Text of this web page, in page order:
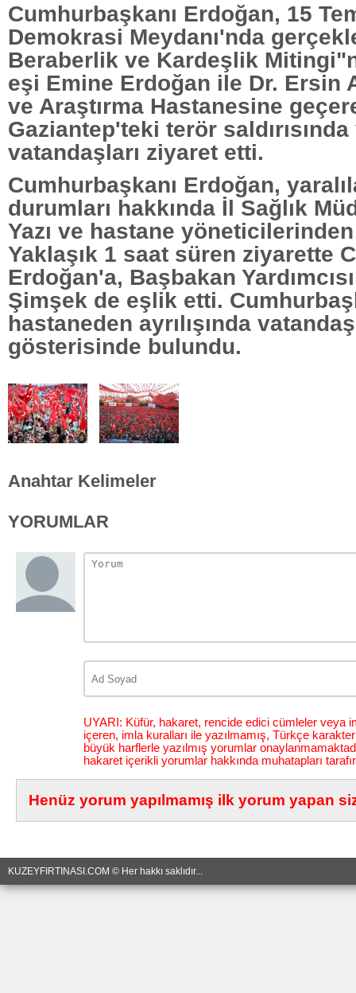
Cumhurbaşkanı Erdoğan, 15
Demokrasi Meydanı'nda
Beraberlik ve Kardeşlik
eşi Emine Erdoğan ile Dr. Ersin
ve Araştırma Hastanesine
Gaziantep'teki terör
vatandaşları ziyaret etti.
Cumhurbaşkanı Erdoğan,
durumları hakkında İl Sağlık
Yazı ve hastane
Yaklaşık 1 saat süren ziyarette
Erdoğan'a, Başbakan
Şimşek de eşlik etti.
hastaneden ayrılışında
gösterisinde bulundu.
Anahtar Kelimeler
YORUMLAR
UYARI: Küfür, hakaret, rencide edici cümleler veya
içeren, imla kuralları ile yazılmamış, Türkçe
büyük harflerle yazılmış yorumlar
hakaret içerikli yorumlar hakkında muhatapları
Henüz yorum yapılmamış ilk yorum yapan
KUZEYFIRTINASI.COM © Her hakkı saklıdır...